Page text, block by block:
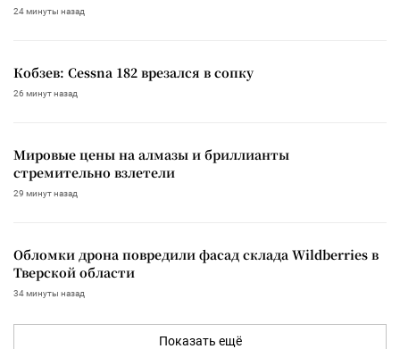
24 минуты назад
Кобзев: Cessna 182 врезался в сопку
26 минут назад
Мировые цены на алмазы и бриллианты
стремительно взлетели
29 минут назад
Обломки дрона повредили фасад склада Wildberries в
Тверской области
34 минуты назад
Показать ещё